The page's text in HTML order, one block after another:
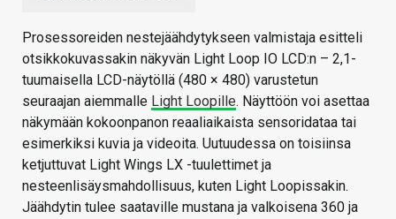
Prosessoreiden nestejäähdytykseen valmistaja esitteli
otsikkokuvassakin näkyvän Light Loop IO LCD:n – 2,1-
tuumaisella LCD-näytöllä (480 × 480) varustetun
seuraajan aiemmalle Light Loopille. Näyttöön voi asettaa
näkymään kokoonpanon reaaliaikaista sensoridataa tai
esimerkiksi kuvia ja videoita. Uutuudessa on toisiinsa
ketjuttuvat Light Wings LX -tuulettimet ja
nesteenlisäysmahdollisuus, kuten Light Loopissakin.
Jäähdytin tulee saataville mustana ja valkoisena 360 ja